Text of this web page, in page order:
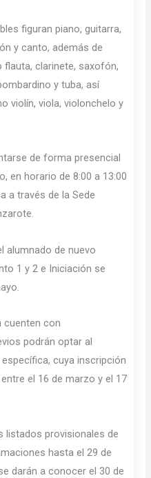
figuran piano, guitarra,
y canto, además de
clarinete, saxofón,
y tuba, así
violín, viola, violonchelo y
de forma presencial
en horario de 8:00 a 13:00
a través de la Sede
alumnado de nuevo
1 y 2 e Iniciación se
cuenten con
podrán optar al
cuya inscripción
el 16 de marzo y el 17
listados provisionales de
hasta el 29 de
darán a conocer el 30 de